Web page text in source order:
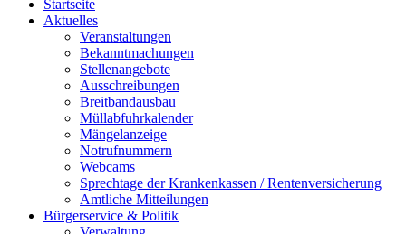
Startseite
Aktuelles
Veranstaltungen
Bekanntmachungen
Stellenangebote
Ausschreibungen
Breitbandausbau
Müllabfuhrkalender
Mängelanzeige
Notrufnummern
Webcams
Sprechtage der Krankenkassen / Rentenversicherung
Amtliche Mitteilungen
Bürgerservice & Politik